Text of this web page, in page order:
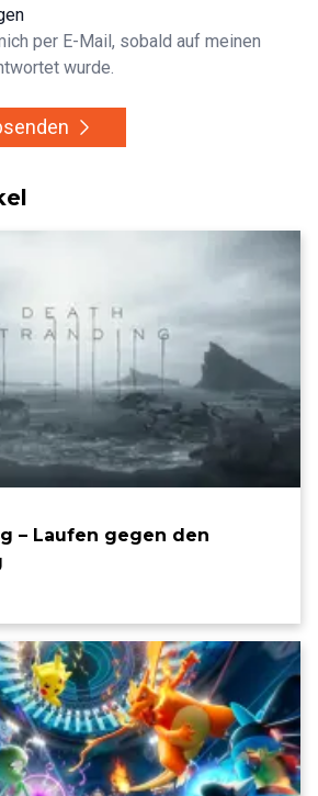
per E-Mail, sobald auf meinen
wurde.
– Laufen gegen den